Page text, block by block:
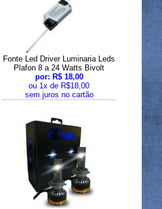
Fonte Led Driver Luminaria Leds
Plafon 8 a 24 Watts Bivolt
por: R$ 18,00
ou 1x de R$18,00
sem juros no cartão